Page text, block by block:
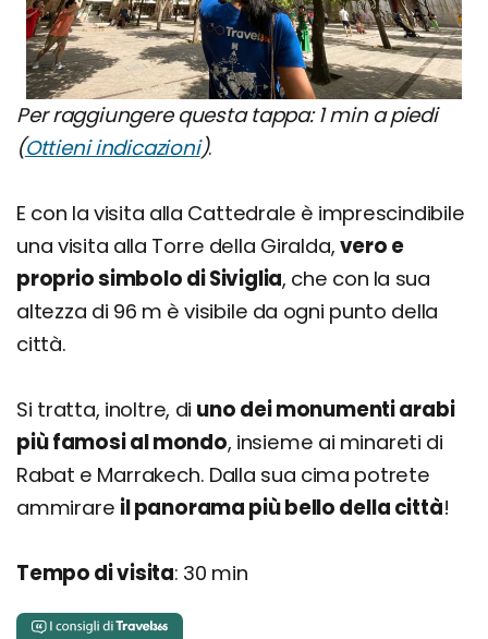
Per raggiungere questa tappa: 1 min a piedi
(Ottieni indicazioni).
E con la visita alla Cattedrale è imprescindibile
una visita alla Torre della Giralda, vero e
proprio simbolo di Siviglia, che con la sua
altezza di 96 m è visibile da ogni punto della
città.
Si tratta, inoltre, di uno dei monumenti arabi
più famosi al mondo, insieme ai minareti di
Rabat e Marrakech. Dalla sua cima potrete
ammirare il panorama più bello della città!
Tempo di visita: 30 min